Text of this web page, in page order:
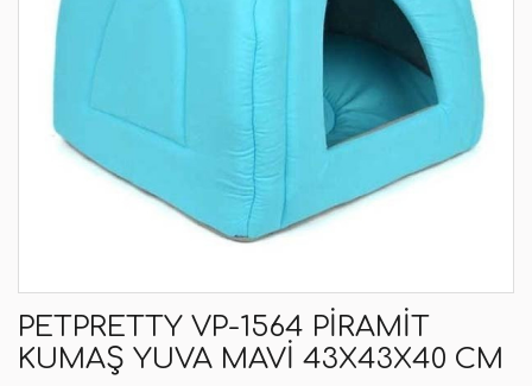
PETPRETTY VP-1564 PIRAMIT
KUMAŞ YUVA MAVI 43X43X40 CM